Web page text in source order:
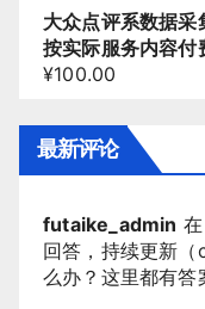
大众点评系数据
按实际服务内容付
¥100.00
最新评论
futaike_admin
回答，持续更新
么办？这里都有答